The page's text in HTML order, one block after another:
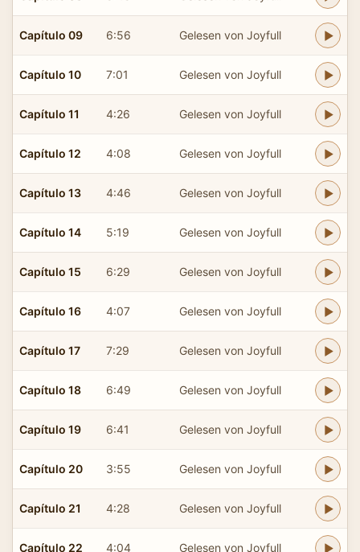
Capítulo 09 6:56 Gelesen von Joyfull
Capítulo 10 7:01 Gelesen von Joyfull
Capítulo 11 4:26 Gelesen von Joyfull
Capítulo 12 4:08 Gelesen von Joyfull
Capítulo 13 4:46 Gelesen von Joyfull
Capítulo 14 5:19 Gelesen von Joyfull
Capítulo 15 6:29 Gelesen von Joyfull
Capítulo 16 4:07 Gelesen von Joyfull
Capítulo 17 7:29 Gelesen von Joyfull
Capítulo 18 6:49 Gelesen von Joyfull
Capítulo 19 6:41 Gelesen von Joyfull
Capítulo 20 3:55 Gelesen von Joyfull
Capítulo 21 4:28 Gelesen von Joyfull
Capítulo 22 4:04 Gelesen von Joyfull